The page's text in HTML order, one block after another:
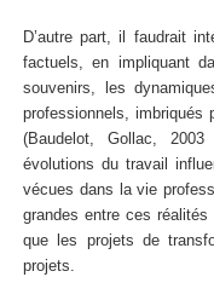
D’autre part, il faudrait
factuels, en impliquant
souvenirs, les
professionnels, imbriqués
(Baudelot, Gollac,
évolutions du travail
vécues dans la vie
grandes entre ces
que les projets de
projets.